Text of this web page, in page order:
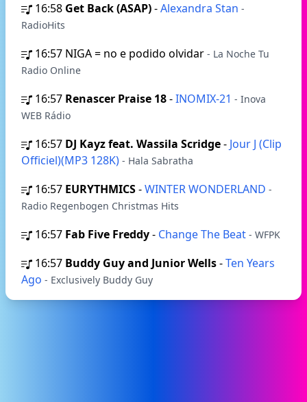
16:58 Get Back (ASAP)-Alexandra Stan -
RadioHits
16:57 NIGA = no e podido olvidar - La Noche Tu
Radio Online
16:57 Renascer Praise 18-INOMIX-21 - Inova
WEB Rádio
16:57 DJ Kayz feat. Wassila Scridge- Jour J (Clip
Officiel)(MP3 128K) - Hala Sabratha
16:57 EURYTHMICS-WINTER WONDERLAND -
Radio Regenbogen Christmas Hits
16:57 Fab Five Freddy- Change The Beat - WFPK
16:57 Buddy Guy and Junior Wells-Ten Years
Ago - Exclusively Buddy Guy